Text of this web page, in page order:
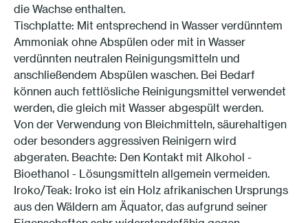
die Wachse enthalten.
Tischplatte: Mit entsprechend in Wasser verdünntem
Ammoniak ohne Abspülen oder mit in Wasser
verdünnten neutralen Reinigungsmitteln und
anschließendem Abspülen waschen. Bei Bedarf
können auch fettlösliche Reinigungsmittel verwendet
werden, die gleich mit Wasser abgespült werden.
Von der Verwendung von Bleichmitteln, säurehaltigen
oder besonders aggressiven Reinigern wird
abgeraten. Beachte: Den Kontakt mit Alkohol -
Bioethanol - Lösungsmitteln allgemein vermeiden.
Iroko/Teak: Iroko ist ein Holz afrikanischen Ursprungs
aus den Wäldern am Äquator, das aufgrund seiner